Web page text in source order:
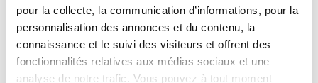
pour la collecte, la communication d’informations, pour la
personnalisation des annonces et du contenu, la
connaissance et le suivi des visiteurs et offrent des
fonctionnalités relatives aux médias sociaux et une
analyse de notre trafic. Vous pouvez à tout moment